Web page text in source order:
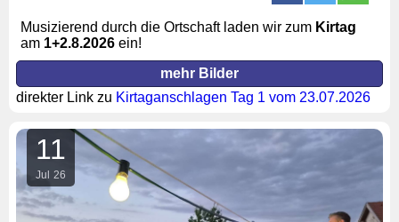
Musizierend durch die Ortschaft laden wir zum Kirtag
am 1+2.8.2026 ein!
mehr Bilder
direkter Link zu Kirtaganschlagen Tag 1 vom 23.07.2026
11
Jul 26